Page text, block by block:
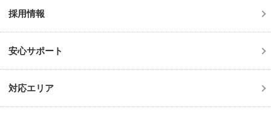
関連法令等の改廃または当社を取り巻く社会環境の変化等に応じて、本ポ
いいたします。
採用情報
安心サポート
対応エリア